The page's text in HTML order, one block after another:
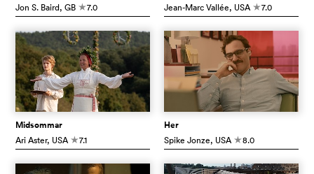
Jon S. Baird, GB c7.0 Jean-Marc Vallée, USA c7.0
Midsommar
Ari Aster, USA c7.1
Her
Spike Jonze, USA c8.0